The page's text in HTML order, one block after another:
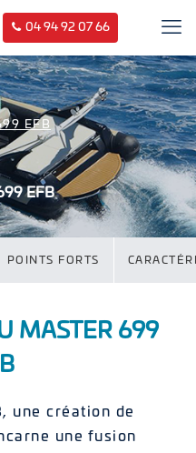
04 94 92 07 66
EFB
EFB
POINTS FORTS
MASTER 699
une création de
une fusion